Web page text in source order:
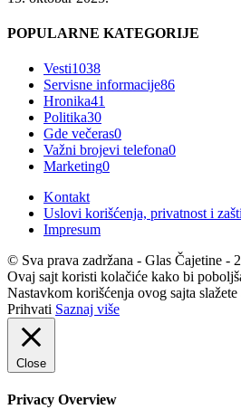
POPULARNE KATEGORIJE
Vesti1038
Servisne informacije86
Hronika41
Politika30
Gde večeras0
Važni brojevi telefona0
Marketing0
Kontakt
Uslovi korišćenja, privatnost i
Impresum
© Sva prava zadržana - Glas Čajetine -
Ovaj sajt koristi kolačiće kako bi
Nastavkom korišćenja ovog sajta
Prihvati Saznaj više
Close
Privacy Overview